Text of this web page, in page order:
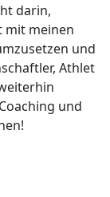
darin,
mit meinen
und
Athlet
und